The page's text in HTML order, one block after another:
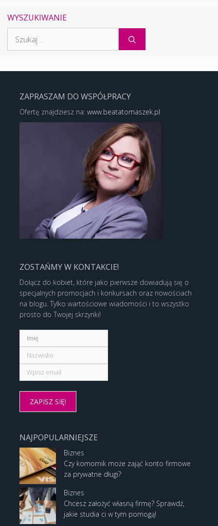
WYSZUKIWANIE
ZAPRASZAM DO WSPÓŁPRACY
Ofertę znajdziesz na: www.beatatomaszek.pl
ZOSTAŃMY W KONTAKCIE!
Dołącz do kobiet, które jako pierwsze dowiadują się o
specjalnych promocjach i konkursach oraz nowościach
na blogu. Tylko wartościowe wiadomości i to wszystko
prosto do Twojej skrzynki!
NAJPOPULARNIEJSZE
Biznes
Czy komornik może zająć konto firmowe
za prywatne długi?
Biznes
Chcesz założyć własną firmę? Sprawdź,
jakie studia ci w tym pomogą!